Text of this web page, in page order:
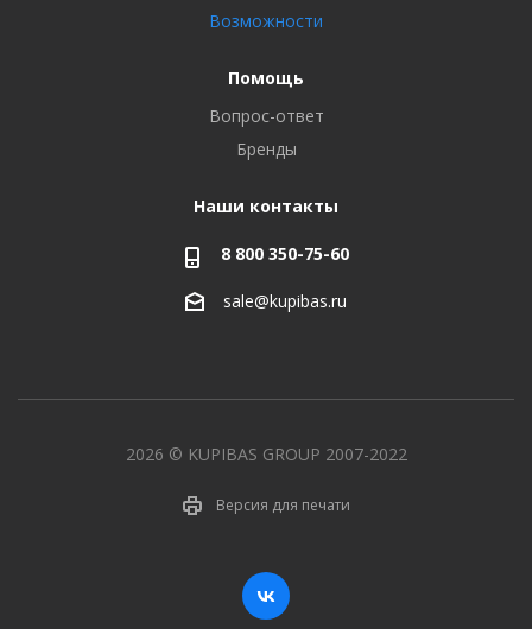
Возможности
Помощь
Вопрос-ответ
Бренды
Наши контакты
8 800 350-75-60
sale@kupibas.ru
2026 © KUPIBAS GROUP 2007-2022
Версия для печати